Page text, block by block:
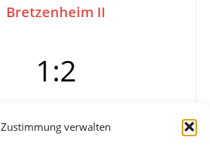
Zustimmung verwalten
Bretzenheim II
1:2